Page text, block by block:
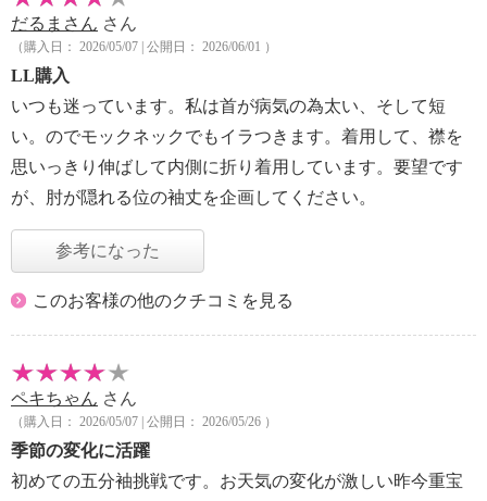
だるまさん さん
（購入日： 2026/05/07 | 公開日： 2026/06/01 ）
LL購入
いつも迷っています。私は首が病気の為太い、そして短
い。のでモックネックでもイラつきます。着用して、襟を
思いっきり伸ばして内側に折り着用しています。要望です
が、肘が隠れる位の袖丈を企画してください。
参考になった
このお客様の他のクチコミを見る
ペキちゃん さん
（購入日： 2026/05/07 | 公開日： 2026/05/26 ）
季節の変化に活躍
初めての五分袖挑戦です。お天気の変化が激しい昨今重宝